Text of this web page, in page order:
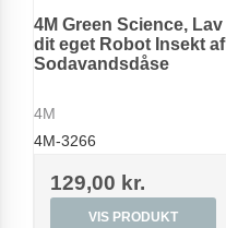
4M Green Science, Lav
dit eget Robot Insekt af
Sodavandsdåse
4M
4M-3266
129,00 kr.
VIS PRODUKT